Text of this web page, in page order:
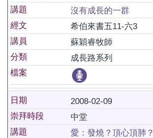
講題
沒有成長的一群
經文
希伯來書五11-六3
講員
蘇穎睿牧師
分類
成長路系列
檔案
日期
2008-02-09
崇拜時段
中堂
講題
愛：發燒？頂心頂肺？